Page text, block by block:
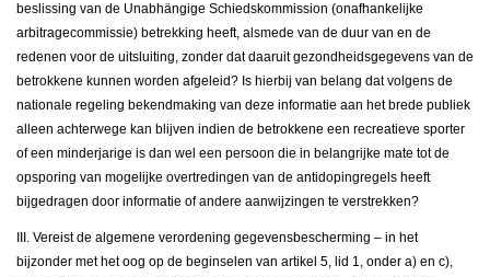
beslissing van de Unabhängige Schiedskommission (onafhankelijke
arbitragecommissie) betrekking heeft, alsmede van de duur van en de
redenen voor de uitsluiting, zonder dat daaruit gezondheidsgegevens van de
betrokkene kunnen worden afgeleid? Is hierbij van belang dat volgens de
nationale regeling bekendmaking van deze informatie aan het brede publiek
alleen achterwege kan blijven indien de betrokkene een recreatieve sporter
of een minderjarige is dan wel een persoon die in belangrijke mate tot de
opsporing van mogelijke overtredingen van de antidopingregels heeft
bijgedragen door informatie of andere aanwijzingen te verstrekken?
III. Vereist de algemene verordening gegevensbescherming – in het
bijzonder met het oog op de beginselen van artikel 5, lid 1, onder a) en c),